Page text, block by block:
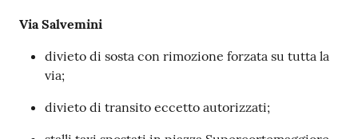
Via Salvemini
divieto di sosta con rimozione forzata su tutta la
via;
divieto di transito eccetto autorizzati;